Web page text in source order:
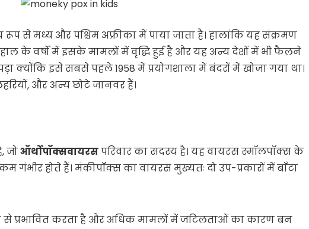
से मध्य और पश्चिम अफ्रीका में पाया जाता है। हालांकि यह संक्रमण
के वर्षों में इसके मामलों में वृद्धि हुई है और यह अन्य देशों में भी फैलने
क्योंकि इसे सबसे पहले 1958 में प्रयोगशाला में बंदरों में खोजा गया था।
और अन्य छोटे जानवर हैं।
जोऑर्थोपॉक्सवायरसपरिवार का सदस्य है। यह वायरस स्मॉलपॉक्स के
होते हैं। मंकीपॉक्स का वायरस मुख्यतः दो उप-प्रकारों में बाँटा
से प्रभावित करता है और अधिक मामलों में जटिलताओं का कारण बन